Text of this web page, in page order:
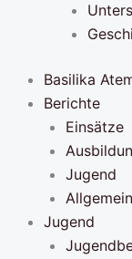
Basilika
Berichte
Einsätze
Jugend
Jugend